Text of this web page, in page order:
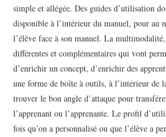
simple et allégée. Des guides d’utilisation
disponible à l’intérieur du manuel, pour au
l’élève face à son manuel. La
différentes et complémentaires qui vont
d’enrichir un concept, d’enrichir des
une forme de boîte à outils, à l’intérieur de
trouver le bon angle d’attaque pour
l’apprenant ou l’apprenante. Le profil
fois qu’on a personnalisé ou que l’élève a